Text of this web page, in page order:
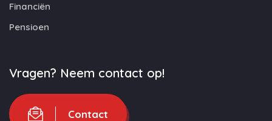
Financiën
Pensioen
Vragen? Neem contact op!
Contact